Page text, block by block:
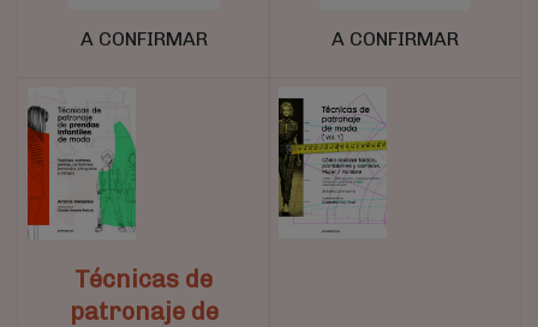
A CONFIRMAR A CONFIRMAR
Técnicas de
patronaje de